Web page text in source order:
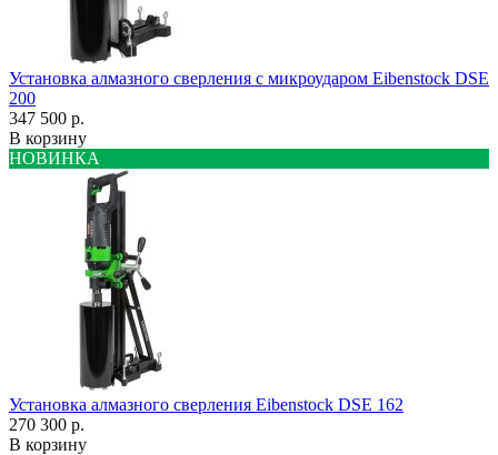
Установка алмазного сверления с микроударом Eibenstock DSE
200
347 500 р.
В корзину
НОВИНКА
Установка алмазного сверления Eibenstock DSE 162
270 300 р.
В корзину